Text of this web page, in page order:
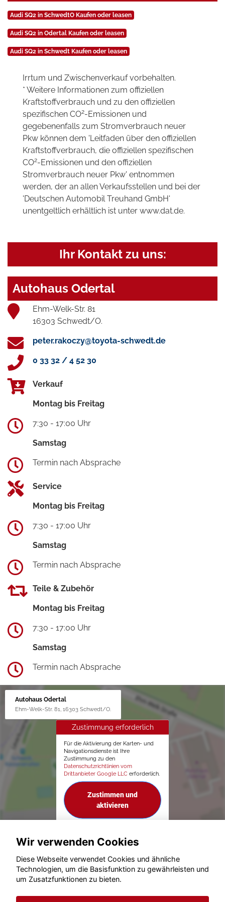
Audi SQ2 in SchwedtO Kaufen oder leasen
Audi SQ2 in Odertal Kaufen oder leasen
Audi SQ2 in Schwedt Kaufen oder leasen
Irrtum und Zwischenverkauf vorbehalten.
* Weitere Informationen zum offiziellen
Kraftstoffverbrauch und zu den offiziellen
spezifischen CO2-Emissionen und
gegebenenfalls zum Stromverbrauch neuer
Pkw können dem 'Leitfaden über den offiziellen
Kraftstoffverbrauch, die offiziellen spezifischen
CO2-Emissionen und den offiziellen
Stromverbrauch neuer Pkw' entnommen
werden, der an allen Verkaufsstellen und bei der
'Deutschen Automobil Treuhand GmbH'
unentgeltlich erhältlich ist unter www.dat.de.
Ihr Kontakt zu uns:
Autohaus Odertal
Ehm-Welk-Str. 81
16303 Schwedt/O.
peter.rakoczy@toyota-schwedt.de
0 33 32 / 4 52 30
Verkauf
Montag bis Freitag
7:30 - 17:00 Uhr
Samstag
Termin nach Absprache
Service
Montag bis Freitag
7:30 - 17:00 Uhr
Samstag
Termin nach Absprache
Teile & Zubehör
Montag bis Freitag
7:30 - 17:00 Uhr
Samstag
Termin nach Absprache
Autohaus Odertal
Ehm-Welk-Str. 81, 16303 Schwedt/O.
Zustimmung erforderlich
Für die Aktivierung der Karten- und
Navigationsdienste ist Ihre
Zustimmung zu den
Datenschutzrichtlinien vom
Drittanbieter Google LLC erforderlich.
Zustimmen und
aktivieren
© konjunkturmotor.de GmbH 2020 - 2026
Wir verwenden Cookies
Diese Webseite verwendet Cookies und ähnliche
Technologien, um die Basisfunktion zu gewährleisten und
um Zusatzfunktionen zu bieten.